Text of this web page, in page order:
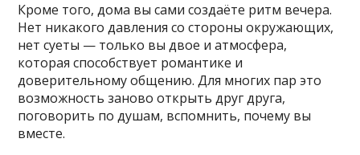
Кроме того, дома вы сами создаёте ритм вечера.
Нет никакого давления со стороны окружающих,
нет суеты — только вы двое и атмосфера,
которая способствует романтике и
доверительному общению. Для многих пар это
возможность заново открыть друг друга,
поговорить по душам, вспомнить, почему вы
вместе.